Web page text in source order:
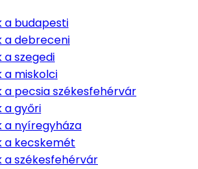
a budapesti
a debreceni
a szegedi
a miskolci
a pecsia székesfehérvár
a győri
a nyíregyháza
a kecskemét
a székesfehérvár